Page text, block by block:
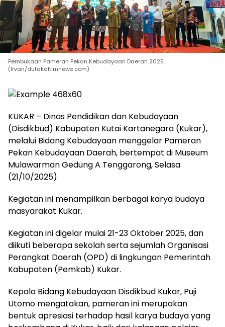
Pembukaan Pameran Pekan Kebudayaan Daerah 2025.
(Irvan/dutakaltimnews.com)
KUKAR – Dinas Pendidikan dan Kebudayaan
(Disdikbud) Kabupaten Kutai Kartanegara (Kukar),
melalui Bidang Kebudayaan menggelar Pameran
Pekan Kebudayaan Daerah, bertempat di Museum
Mulawarman Gedung A Tenggarong, Selasa
(21/10/2025).
Kegiatan ini menampilkan berbagai karya budaya
masyarakat Kukar.
Kegiatan ini digelar mulai 21-23 Oktober 2025, dan
diikuti beberapa sekolah serta sejumlah Organisasi
Perangkat Daerah (OPD) di lingkungan Pemerintah
Kabupaten (Pemkab) Kukar.
Kepala Bidang Kebudayaan Disdikbud Kukar, Puji
Utomo mengatakan, pameran ini merupakan
bentuk apresiasi terhadap hasil karya budaya yang